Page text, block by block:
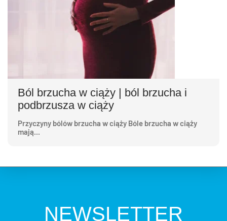
Ból brzucha w ciąży | ból brzucha i
podbrzusza w ciąży
Przyczyny bólów brzucha w ciąży Bóle brzucha w ciąży
mają...
NEWSLETTER